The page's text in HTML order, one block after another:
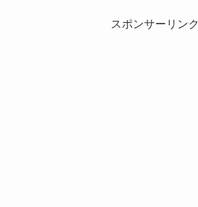
スポンサーリンク